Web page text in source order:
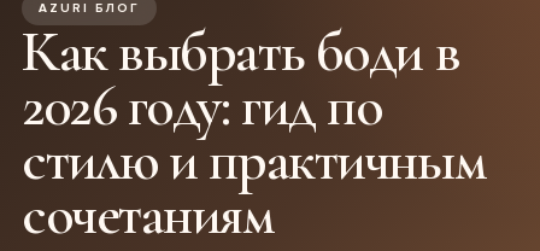
AZURI БЛОГ
Как выбрать боди в
2026 году: гид по
стилю и практичным
сочетаниям